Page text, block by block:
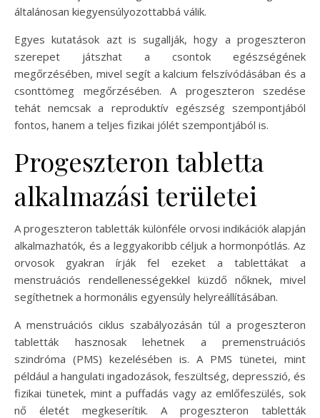
általánosan kiegyensúlyozottabbá válik.
Egyes kutatások azt is sugallják, hogy a progeszteron
szerepet játszhat a csontok egészségének
megőrzésében, mivel segít a kalcium felszívódásában és a
csonttömeg megőrzésében. A progeszteron szedése
tehát nemcsak a reproduktív egészség szempontjából
fontos, hanem a teljes fizikai jólét szempontjából is.
Progeszteron tabletta
alkalmazási területei
A progeszteron tabletták különféle orvosi indikációk alapján
alkalmazhatók, és a leggyakoribb céljuk a hormonpótlás. Az
orvosok gyakran írják fel ezeket a tablettákat a
menstruációs rendellenességekkel küzdő nőknek, mivel
segíthetnek a hormonális egyensúly helyreállításában.
A menstruációs ciklus szabályozásán túl a progeszteron
tabletták hasznosak lehetnek a premenstruációs
szindróma (PMS) kezelésében is. A PMS tünetei, mint
például a hangulati ingadozások, feszültség, depresszió, és
fizikai tünetek, mint a puffadás vagy az emlőfeszülés, sok
nő életét megkeserítik. A progeszteron tabletták